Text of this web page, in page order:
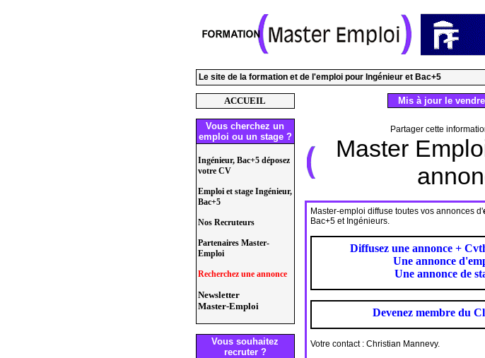
Le site de la formation et de l'emploi pour Ingénieur et Bac+5
ACCUEIL
Vous cherchez un
emploi ou un stage ?
Ingénieur, Bac+5 déposez
votre CV
Emploi et stage Ingénieur,
Bac+5
Nos Recruteurs
Partenaires Master-
Emploi
Recherchez une annonce
Newsletter
Master-Emploi
Vous souhaitez
recruter ?
Mis à jour le
Partager cette
Master
Master-emploi diffuse toutes vos annonces d'
Bac+5 et Ingénieurs.
Diffusez une annonce +
Une annonce
Une annonce de
Devenez membre du
Votre contact : Christian Mannevy.